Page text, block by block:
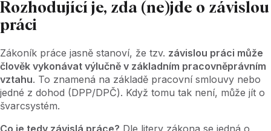
Rozhodující je, zda (ne)jde o závislou
práci
Zákoník práce jasně stanoví, že tzv. závislou práci může
člověk vykonávat výlučně v základním pracovněprávním
vztahu. To znamená na základě pracovní smlouvy nebo
jedné z dohod (DPP/DPČ). Když tomu tak není, může jít o
švarcsystém.